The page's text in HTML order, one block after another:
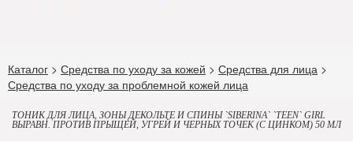
Каталог > Средства по уходу за кожей > Средства для лица >
Средства по уходу за проблемной кожей лица
ТОНИК ДЛЯ ЛИЦА, ЗОНЫ ДЕКОЛЬТЕ И СПИНЫ `SIBERINA` `TEEN` GIRL
ВЫРАВН. ПРОТИВ ПРЫЩЕЙ, УГРЕЙ И ЧЕРНЫХ ТОЧЕК (С ЦИНКОМ) 50 МЛ